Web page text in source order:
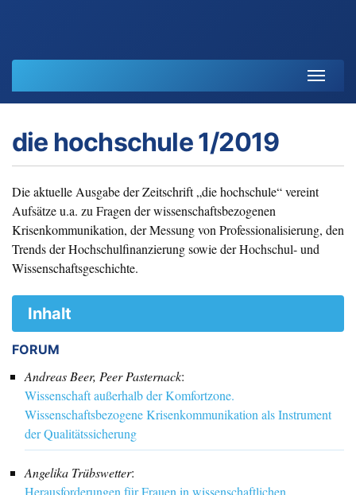
Start
Journal
HoF-Handreichungen
Redaktion
Impressum
die hochschule 1/2019
Die aktuelle Ausgabe der Zeitschrift „die hochschule“ vereint
Aufsätze u.a. zu Fragen der wissenschaftsbezogenen
Trends der Hochschulfinanzierung sowie der Hochschul- und
Wissenschaftsgeschichte.
FORUM
Andreas Beer, Peer Pasternack
Wissenschaft außerhalb der Komfortzone.
Wissenschaftsbezogene Krisen­kommunikation als Instrument
der Qualitätssicherung